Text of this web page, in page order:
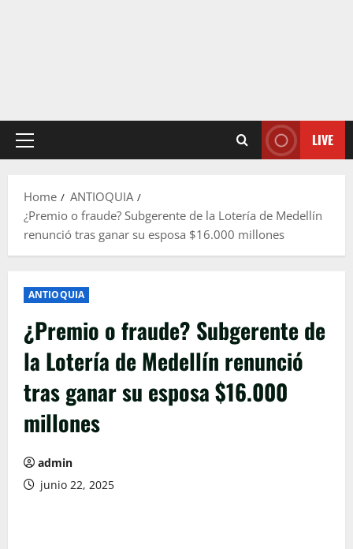
Primary
LIVE
Home
ANTIOQUIA
¿Premio o fraude? Subgerente de la Lotería de Medellín
renunció tras ganar su esposa $16.000 millones
ANTIOQUIA
¿Premio o fraude? Subgerente de
la Lotería de Medellín renunció
tras ganar su esposa $16.000
millones
admin
junio 22, 2025